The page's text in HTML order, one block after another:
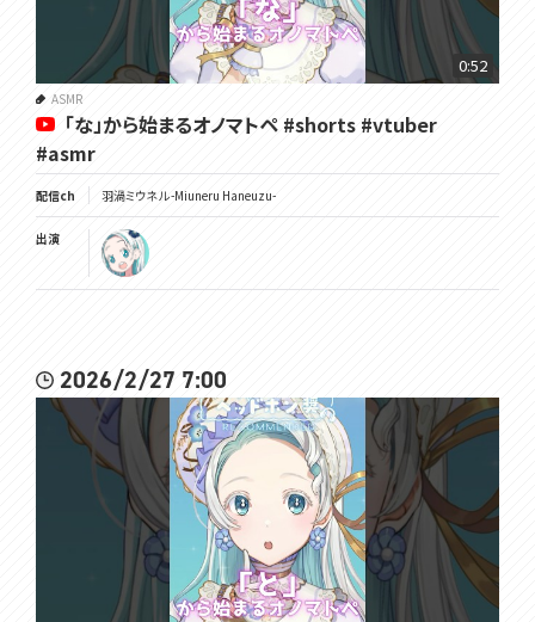
0:52
ASMR
「な」から始まるオノマトペ #shorts #vtuber
#asmr
配信ch 羽渦ミウネル -Miuneru Haneuzu-
出演
2026/2/27 7:00